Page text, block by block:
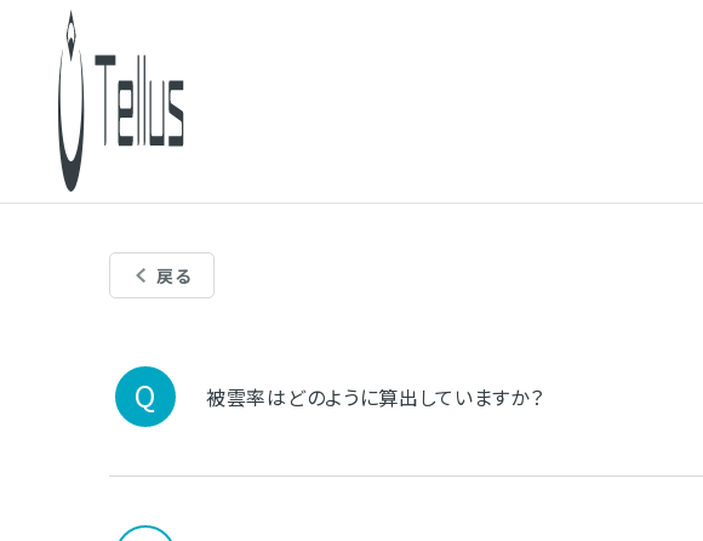
戻る
被雲率はどのように算出していますか？